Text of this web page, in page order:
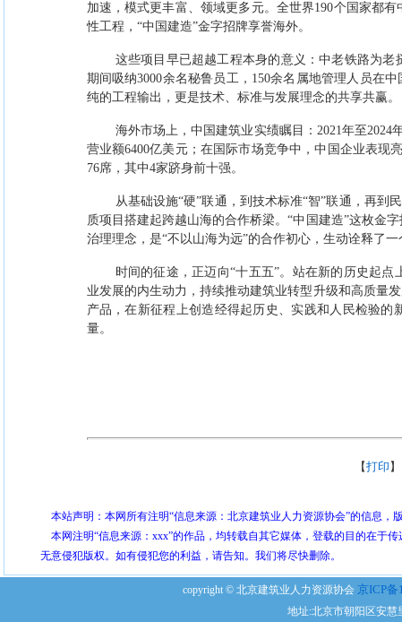
加速，模式更丰富、领域更多元。全世界190个国家都有
性工程， “中国建造”金字招牌享誉海外。
这些项目早已超越工程本身的意义：中老铁路为老
期间吸纳3000余名秘鲁员工， 150余名属地管理人员在中
纯的工程输出，更是技术、标准与发展理念的共享共赢。
海外市场上，中国建筑业实绩瞩目： 2021年至2024
营业额6400亿美元；在国际市场竞争中，中国企业表现亮
76席，其中4家跻身前十强。
从基础设施“硬”联通，到技术标准“智”联通，再到
质项目搭建起跨越山海的合作桥梁。“中国建造”这枚金
治理理念，是“不以山海为远”的合作初心，生动诠释了一
时间的征途，正迈向“十五五”。站在新的历史起点
业发展的内生动力，持续推动建筑业转型升级和高质量
产品，在新征程上创造经得起历史、实践和人民检验
量。
【打印
本站声明：本网所有注明“信息来源：北京建筑业人力资源协会”的信息，
本网注明“信息来源：xxx”的作品，均转载自其它媒体，登载的目的在于
无意侵犯版权。如有侵犯您的利益，请告知。我们将尽快删除。
copyright © 北京建筑业人力资源协会 京ICP备
地址:北京市朝阳区安慧